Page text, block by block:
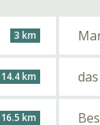
3 km
14.4 km
16.5 km